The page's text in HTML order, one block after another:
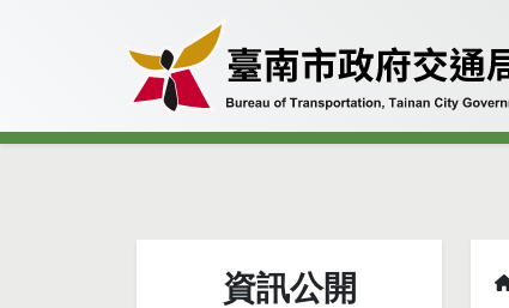
資訊公開